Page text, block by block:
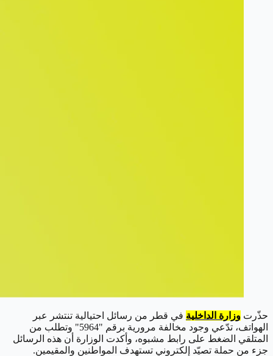
حذّرت وزارة الداخلية في قطر من رسائل احتيالية تنتشر عبر
الهواتف، تدّعي وجود مخالفة مرورية برقم "5964" وتطلب من
المتلقي الضغط على رابط مشبوه، وأكدت الوزارة أن هذه الرسائل
جزء من حملة تصيّد إلكتروني تستهدف المواطنين والمقيمين.